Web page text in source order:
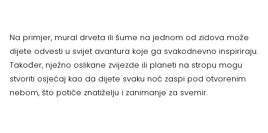
Na primjer, mural drveta ili šume na jednom od zidova može
dijete odvesti u svijet avantura koje ga svakodnevno inspiriraju.
Također, nježno oslikane zvijezde ili planeti na stropu mogu
stvoriti osjećaj kao da dijete svaku noć zaspi pod otvorenim
nebom, što potiče znatiželju i zanimanje za svemir.